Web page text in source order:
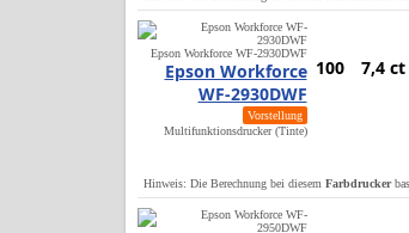
Epson Workforce WF-2930DWF
Epson Workforce
WF-2930DWF
Vorstellung
Multifunktionsdrucker (Tinte)
100 7,4 ct
Hinweis: Die Berechnung bei diesem Farbdrucker